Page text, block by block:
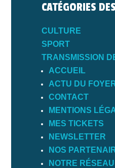
CATÉGORIES
CULTURE
SPORT
TRANSMISSION
ACCUEIL
ACTU DU
CONTACT
MENTIONS
MES TICKETS
NEWSLETTER
NOS
NOTRE RÉSEAU